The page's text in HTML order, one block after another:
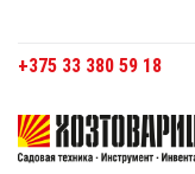
+375 33 380 59 18